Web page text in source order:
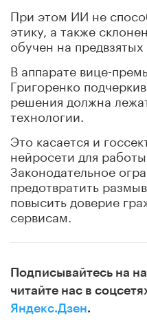
При этом ИИ не
этику, а также
обучен на предвзятых
В аппарате вице-
Григоренко
решения должна
технологии.
Это касается и
нейросети для
Законодательное
предотвратить
повысить доверие
сервисам.
Подписывайтесь на
читайте нас в
Яндекс.Дзен.